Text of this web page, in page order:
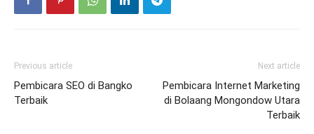
Previous article
Pembicara SEO di Bangko
Terbaik
Next article
Pembicara Internet Marketing
di Bolaang Mongondow Utara
Terbaik